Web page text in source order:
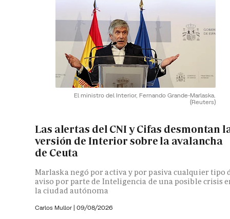
El ministro del Interior, Fernando Grande-Marlaska.
(Reuters)
Las alertas del CNI y Cifas desmontan
versión de Interior sobre la avalancha
de Ceuta
Marlaska negó por activa y por pasiva cualquier tipo
aviso por parte de Inteligencia de una posible crisis
la ciudad autónoma
Carlos Mullor | 09/08/2026